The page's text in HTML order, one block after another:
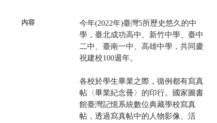
內容
今年(2022年)臺灣5所歷史悠久的中
學，臺北成功高中、新竹中學、臺中
二中、臺南一中、高雄中學，共同慶
祝建校100週年。
各校於學生畢業之際，循例都有寫真
帖〈畢業紀念冊〉的印行。國家圖書
館臺灣記憶系統數位典藏學校寫真
帖，透過寫真帖中的人物影像、活